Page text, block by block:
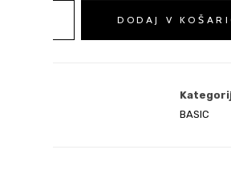
Hoodie
DODAJ V
BASIC